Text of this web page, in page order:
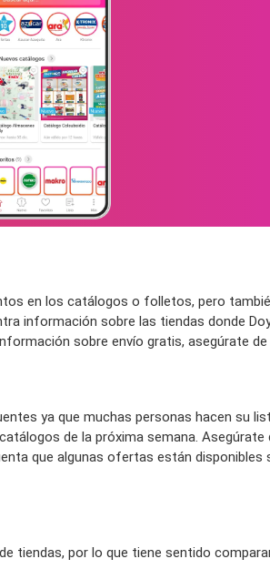
en los catálogos o folletos, pero
información sobre las tiendas donde
sobre envío gratis, asegúrate de
ya que muchas personas hacen su
de la próxima semana. Asegúrate
que algunas ofertas están disponibles
tiendas, por lo que tiene sentido